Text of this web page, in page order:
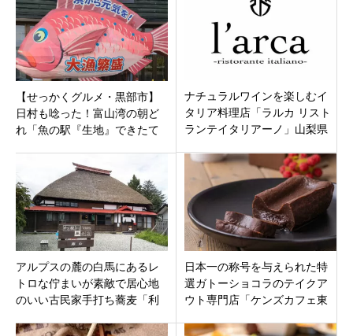
【せっかくグルメ・黒部市】
日村も唸った！富山湾の朝ど
れ「魚の駅『生地』できたて
の極上海鮮丼。
ナチュラルワインを楽しむイ
タリア料理店「ラルカ リスト
ランテイタリアーノ」山梨県
階1月21日プレオープンです
アルプスの麓の白馬にあるレ
トロな佇まいが素敵で居心地
のいい古民家手打ち蕎麦「利
日本一の称号を与えられた特
選ガトーショコラのテイクア
ウト専門店「ケンズカフェ東